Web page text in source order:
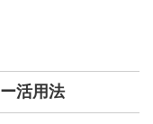
活用法